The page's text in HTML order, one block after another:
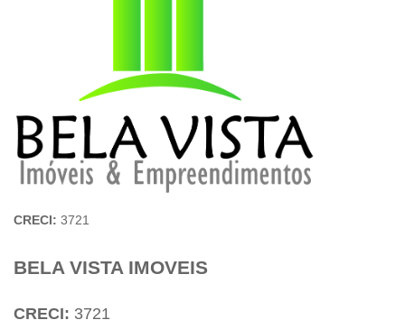
CRECI: 3721
BELA VISTA IMOVEIS
CRECI: 3721